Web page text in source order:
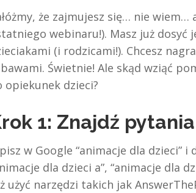
że zajmujesz się… nie
webinaru!). Masz już dosyć
(i rodzicami!). Chcesz
Świetnie! Ale skąd wziąć
opiekunek dzieci?
1: Znajdź
w Google “animacje dla
dla dzieci a”, “animacje dla
użyć narzędzi takich jak